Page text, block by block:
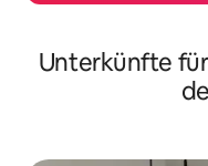
Unterkünfte